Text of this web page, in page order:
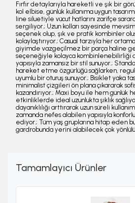
Fırfır detaylarıyla hareketli ve şık bir
kol elbise, günlük kullanıma uygun
line siluetiyle vücut hatlarını zarifçe
sergiliyor.; Uzun kolları sayesinde
seçenek olup, şık ve pratik kombinler
kolaylaştırıyor.; Casual tarzıyla her
giyimde vazgeçilmez bir parça haline
seçeneğiyle kolayca kombinlenebilirliği
yapısıyla zamansız bir stil sunuyor.;
hareket etme özgürlüğü sağlarken,
uyumlu bir oturuş sunuyor.; Bisiklet yaka
minimalist çizgileri ön plana çıkararak
kazandırıyor.; Maxi boyu ile hem günlük
etkinliklerde ideal uzunlukta şıklık
dayanıklılığı arttırarak uzun süreli
zamanda nefes alabilen yapısıyla
ediyor.; Tüm yaş gruplarına hitap eden
gardrobunda yerini alabilecek çok
Tamamlayıcı Ürünler